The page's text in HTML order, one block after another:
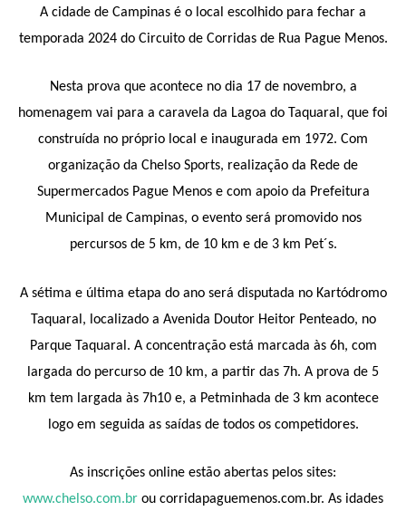
A cidade de Campinas é o local escolhido para fechar a
temporada 2024 do Circuito de Corridas de Rua Pague Menos.
Nesta prova que acontece no dia 17 de novembro, a
homenagem vai para a caravela da Lagoa do Taquaral, que foi
construída no próprio local e inaugurada em 1972. Com
organização da Chelso Sports, realização da Rede de
Supermercados Pague Menos e com apoio da Prefeitura
Municipal de Campinas, o evento será promovido nos
percursos de 5 km, de 10 km e de 3 km Pet´s.
A sétima e última etapa do ano será disputada no Kartódromo
Taquaral, localizado a Avenida Doutor Heitor Penteado, no
Parque Taquaral. A concentração está marcada às 6h, com
largada do percurso de 10 km, a partir das 7h. A prova de 5
km tem largada às 7h10 e, a Petminhada de 3 km acontece
logo em seguida as saídas de todos os competidores.
As inscrições online estão abertas pelos sites:
www.chelso.com.br ou corridapaguemenos.com.br. As idades